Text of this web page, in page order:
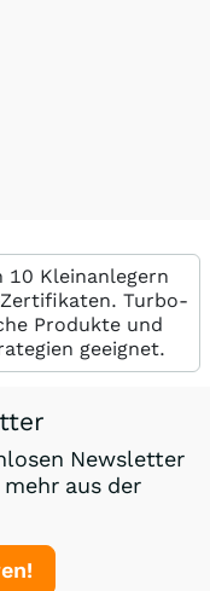
Kleinanlegern
Turbo-
Produkte und
geeignet.
Newsletter
aus der